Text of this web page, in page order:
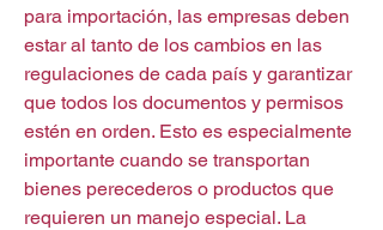
para importación, las empresas deben
estar al tanto de los cambios en las
regulaciones de cada país y garantizar
que todos los documentos y permisos
estén en orden. Esto es especialmente
importante cuando se transportan
bienes perecederos o productos que
requieren un manejo especial. La